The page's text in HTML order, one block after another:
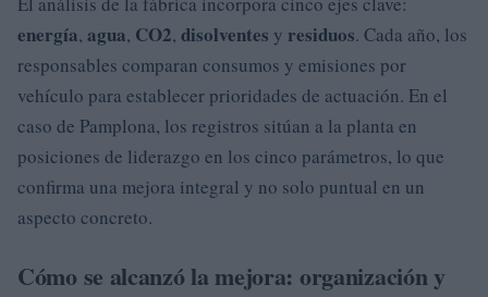
energía, agua, CO2, disolventes y residuos. Cada año, los
responsables comparan consumos y emisiones por
vehículo para establecer prioridades de actuación. En el
caso de Pamplona, los registros sitúan a la planta en
posiciones de liderazgo en los cinco parámetros, lo que
confirma una mejora integral y no solo puntual en un
aspecto concreto.
Cómo se alcanzó la mejora: organización y